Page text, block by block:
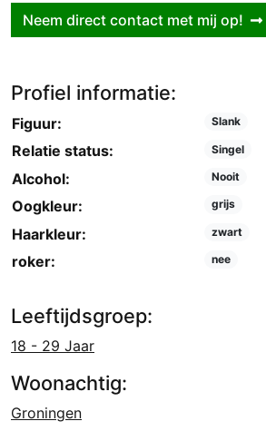
Neem direct contact met mij op!
Profiel informatie:
Figuur: Slank
Relatie status: Singel
Alcohol: Nooit
Oogkleur: grijs
Haarkleur: zwart
roker: nee
Leeftijdsgroep:
18 - 29 Jaar
Woonachtig:
Groningen